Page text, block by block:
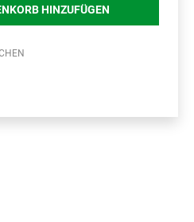
HINZUFÜGEN